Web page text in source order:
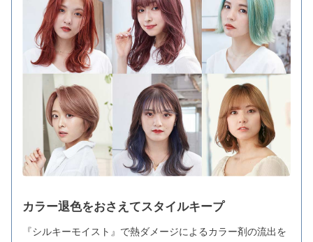
カラー退色をおさえてスタイルキープ
『シルキーモイスト』で熱ダメージによるカラー剤の流出を